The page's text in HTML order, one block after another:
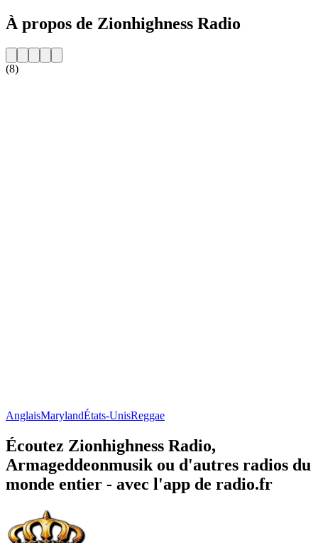
À propos de Zionhighness Radio
(8)
AnglaisMarylandÉtats-UnisReggae
Écoutez Zionhighness Radio,
Armageddeonmusik ou d'autres radios du
monde entier - avec l'app de radio.fr